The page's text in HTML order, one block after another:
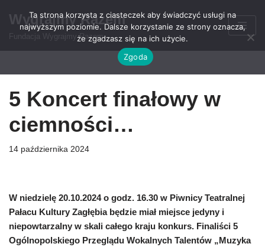
Przejdź
Wygrajmy Razem
Fundacja Wygrajmy Razem
5 Koncert finałowy w
ciemności…
14 października 2024
W niedzielę 20.10.2024 o godz. 16.30 w Piwnicy Teatralnej
Pałacu Kultury Zagłębia będzie miał miejsce jedyny i
niepowtarzalny w skali całego kraju konkurs. Finaliści 5
Ogólnopolskiego Przeglądu Wokalnych Talentów „Muzyka
Ta strona korzysta z ciasteczek aby świadczyć usługi na
najwyższym poziomie. Dalsze korzystanie ze strony oznacza,
że zgadzasz się na ich użycie.
Zgoda